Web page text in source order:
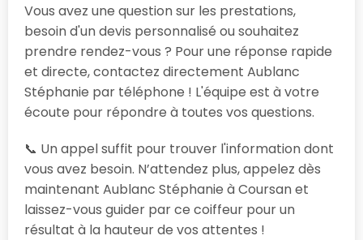
Vous avez une question sur les prestations,
besoin d'un devis personnalisé ou souhaitez
prendre rendez-vous ? Pour une réponse rapide
et directe, contactez directement Aublanc
Stéphanie par téléphone ! L'équipe est à votre
écoute pour répondre à toutes vos questions.
📞 Un appel suffit pour trouver l'information dont
vous avez besoin. N’attendez plus, appelez dès
maintenant Aublanc Stéphanie à Coursan et
laissez-vous guider par ce coiffeur pour un
résultat à la hauteur de vos attentes !